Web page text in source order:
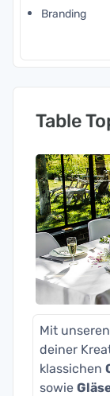
Branding
Table
Mit unseren
deiner
klassichen
sowie